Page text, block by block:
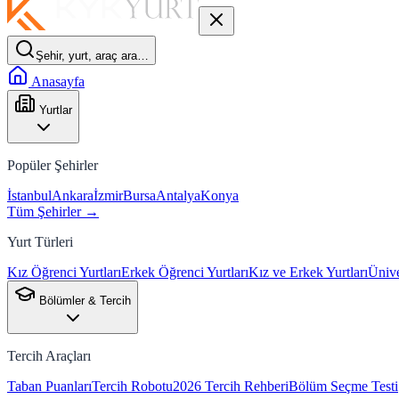
Şehir, yurt, araç ara…
Anasayfa
Yurtlar
Popüler Şehirler
İstanbulAnkaraİzmirBursaAntalyaKonya
Tüm Şehirler →
Yurt Türleri
Kız Öğrenci YurtlarıErkek Öğrenci YurtlarıKız ve Erkek Yurtları
Bölümler & Tercih
Tercih Araçları
Taban PuanlarıTercih Robotu2026 Tercih RehberiBölüm Seçme Testi